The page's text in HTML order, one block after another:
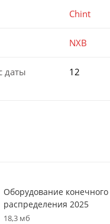
Chint
NXB
даты
12
Оборудование конечного
распределения 2025
18,3 мб